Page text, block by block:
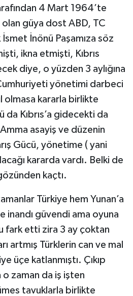
4 Mart 1964’te
olan güya dost ABD, TC
İsmet İnönü Paşamıza söz
ikna etmişti, Kıbrıs
diye, o yüzden 3 aylığına
yönetimi darbeci
olmasa kararla birlikte
da Kıbrıs’a gidecekti da
asayiş ve düzenin
Gücü, yönetime ( yani
kararda vardı. Belki de
kaçtı.
Türkiye hem Yunan’a
inandı güvendi ama oyuna
fark etti zira 3 ay çoktan
artmış Türklerin can ve mal
üçe katlanmıştı. Çıkıp
zaman da iş işten
tavuklarla birlikte